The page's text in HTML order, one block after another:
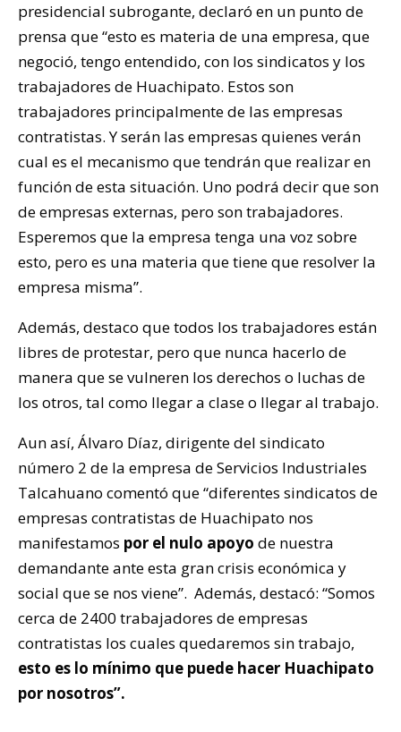
presidencial subrogante, declaró en un punto de
prensa que “esto es materia de una empresa, que
negoció, tengo entendido, con los sindicatos y los
trabajadores de Huachipato. Estos son
trabajadores principalmente de las empresas
contratistas. Y serán las empresas quienes verán
cual es el mecanismo que tendrán que realizar en
función de esta situación. Uno podrá decir que son
de empresas externas, pero son trabajadores.
Esperemos que la empresa tenga una voz sobre
esto, pero es una materia que tiene que resolver la
empresa misma”.
Además, destaco que todos los trabajadores están
libres de protestar, pero que nunca hacerlo de
manera que se vulneren los derechos o luchas de
los otros, tal como llegar a clase o llegar al trabajo.
Aun así, Álvaro Díaz, dirigente del sindicato
número 2 de la empresa de Servicios Industriales
Talcahuano comentó que “diferentes sindicatos de
empresas contratistas de Huachipato nos
manifestamos por el nulo apoyo de nuestra
demandante ante esta gran crisis económica y
social que se nos viene”. Además, destacó: “Somos
cerca de 2400 trabajadores de empresas
contratistas los cuales quedaremos sin trabajo,
esto es lo mínimo que puede hacer Huachipato
por nosotros”.